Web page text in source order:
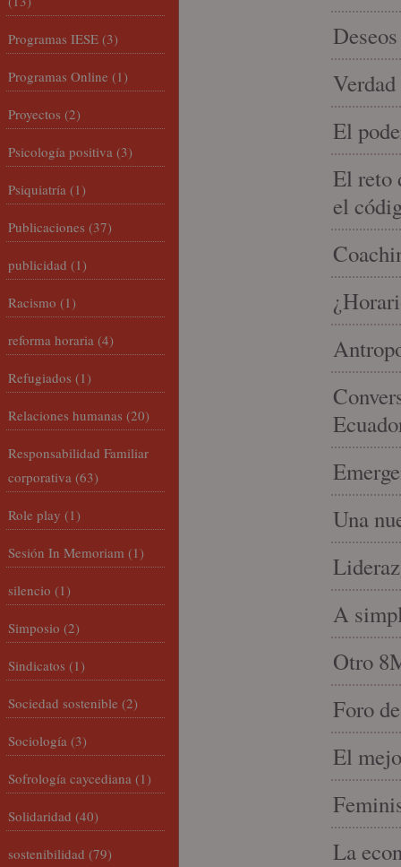
El
El reto
el
Una
A
Otro
Foro
El
La
Programas IESE (3)
Programas Online (1)
Proyectos (2)
Psicología positiva (3)
Psiquiatría (1)
Publicaciones (37)
publicidad (1)
Racismo (1)
reforma horaria (4)
Refugiados (1)
Relaciones humanas (20)
Responsabilidad Familiar
corporativa (63)
Role play (1)
Sesión In Memoriam (1)
silencio (1)
Simposio (2)
Sindicatos (1)
Sociedad sostenible (2)
Sociología (3)
Sofrología caycediana (1)
Solidaridad (40)
sostenibilidad (79)